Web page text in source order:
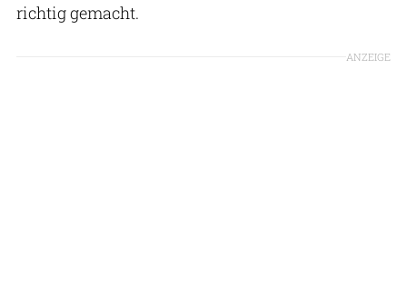
richtig gemacht.
ANZEIGE